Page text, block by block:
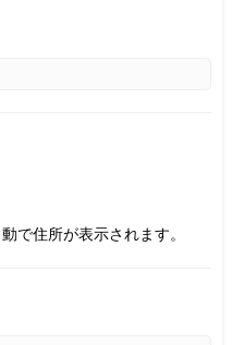
で住所が表示されます。